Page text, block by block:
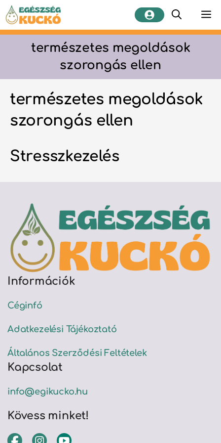
Kilépés
tartalomba
természetes megoldások
szorongás ellen
természetes megoldások
szorongás ellen
Stresszkezelés
Információk
Céginfó
Adatkezelési Tájékoztató
Általános Szerződési Feltételek
Kapcsolat
info@egikucko.hu
Kövess minket!